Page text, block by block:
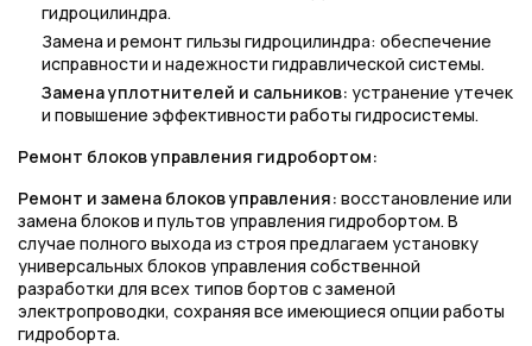
гидроцилиндра.
Замена и ремонт гильзы гидроцилиндра: обеспечение
исправности и надежности гидравлической системы.
Замена уплотнителей и сальников: устранение утечек
и повышение эффективности работы гидросистемы.
Ремонт блоков управления гидробортом:
Ремонт и замена блоков управления: восстановление или
замена блоков и пультов управления гидробортом. В
случае полного выхода из строя предлагаем установку
универсальных блоков управления собственной
разработки для всех типов бортов с заменой
электропроводки, сохраняя все имеющиеся опции работы
гидроборта.